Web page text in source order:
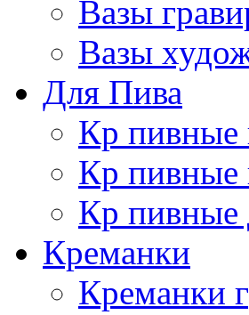
Вазы
Вазы
Для Пива
Кр пивные
Кр пивные
Кр пивные
Креманки
Креманки